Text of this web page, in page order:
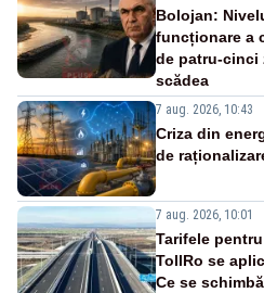
Bolojan:
funcționare a
de patru-cinci
scădea
7 aug. 2026, 10:43
Criza din
de
7 aug. 2026, 10:01
Tarifele
TollRo se
Ce se